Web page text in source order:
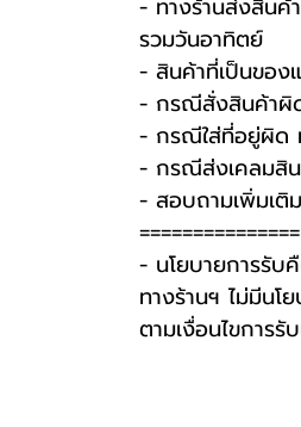
- ทางร้านส่งสินค้
รวมวันอาทิตย์
- สินค้าที่เป็นของ
- กรณีสั่งสินค้าผิ
- กรณีใส่ที่อยู่ผิด ท
- กรณีส่งเคลมสิน
- สอบถามเพิ่มเติ
===============
-️ นโยบายการรับ
ทางร้านฯ ไม่มีน
ตามเงื่อนไขการรั